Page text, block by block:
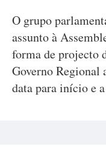
O grupo
assunto à
forma de projecto
Governo Regional
data para início e